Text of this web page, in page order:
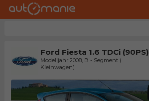
Ford Fiesta 1.6 TDCi (90PS)
Modelljahr 2008, B - Segment (
Kleinwagen)